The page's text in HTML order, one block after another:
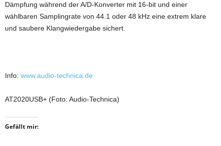
Dämpfung während der A/D-Konverter mit 16-bit und einer
wählbaren Samplingrate von 44.1 oder 48 kHz eine extrem klare
und saubere Klangwiedergabe sichert.
Info: www.audio-technica.de
AT2020USB+ (Foto: Audio-Technica)
Gefällt mir: